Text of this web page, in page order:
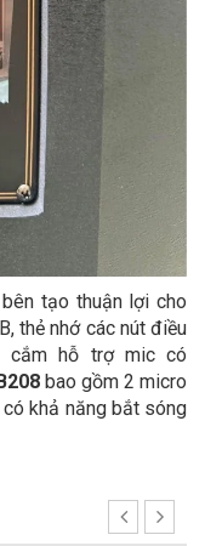
tạo thuận lợi cho
thẻ nhớ các nút điều
cắm hỗ trợ mic có
bao gồm 2 micro
khả năng bắt sóng